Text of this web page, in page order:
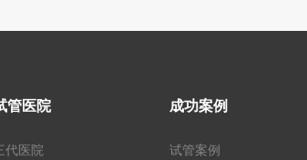
管医院
代医院
成功案例
试管案例